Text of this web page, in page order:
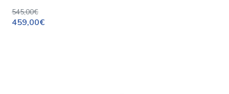
545,00€
459,00€